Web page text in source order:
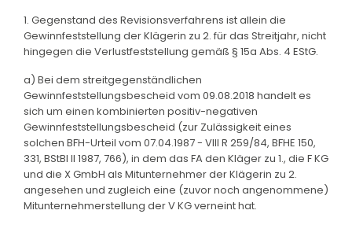
1. Gegenstand des Revisionsverfahrens ist allein die
Gewinnfeststellung der Klägerin zu 2. für das Streitjahr, nicht
hingegen die Verlustfeststellung gemäß § 15a Abs. 4 EStG.
a) Bei dem streitgegenständlichen
Gewinnfeststellungsbescheid vom 09.08.2018 handelt es
sich um einen kombinierten positiv-negativen
Gewinnfeststellungsbescheid (zur Zulässigkeit eines
solchen BFH-Urteil vom 07.04.1987 - VIII R 259/84, BFHE 150,
331, BStBl II 1987, 766), in dem das FA den Kläger zu 1., die F KG
und die X GmbH als Mitunternehmer der Klägerin zu 2.
angesehen und zugleich eine (zuvor noch angenommene)
Mitunternehmerstellung der V KG verneint hat.